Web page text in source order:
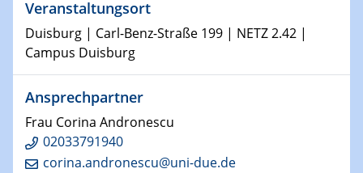
23.01.2024
Kolloquium CRC 1242
Kolloquium CRC 1242
24.01.2024
Bewerbungsvorrtag Besetzung W3-Professur
Veranstaltungsort
Duisburg | Carl-Benz-Straße 199 | NETZ 2.42 |
Campus Duisburg
Ansprechpartner
Frau Corina Andronescu
02033791940
corina.andronescu@uni-due.de